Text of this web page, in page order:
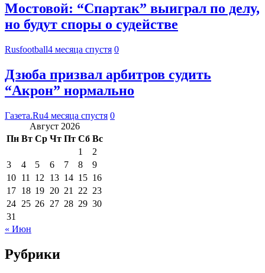
Мостовой: “Спартак” выиграл по делу,
но будут споры о судействе
Rusfootball4 месяца спустя 0
Дзюба призвал арбитров судить
“Акрон” нормально
Газета.Ru4 месяца спустя 0
Август 2026
Пн Вт Ср Чт Пт Сб Вс
1
2
3
4 5 6 7 8
9
10 11 12 13 14 15 16
17 18 19 20 21 22 23
24 25 26 27 28 29 30
31
« Июн
Рубрики